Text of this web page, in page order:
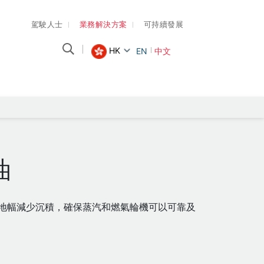
駕駛人士 業務解決方案 可持續發展
HK EN 中文
減少沉積，確保蒸汽和燃氣輪機可以可靠及